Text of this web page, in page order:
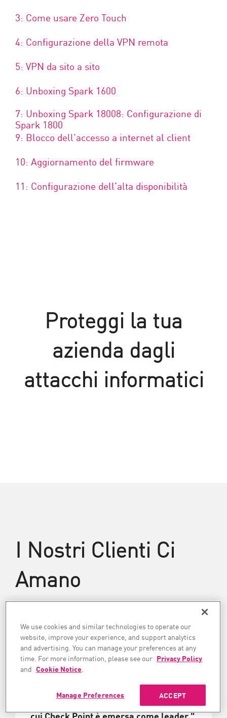
3: Come usare Zero Touch
4: Configurazione della VPN remota
5: VPN da sito a sito
6: Unboxing Spark 1600
7: Unboxing Spark 18008: Configurazione di
Spark 1800
9: Blocco dell'accesso a internet al client
10: Aggiornamento del firmware
11: Configurazione dell'alta disponibilità
Proteggi la tua
azienda dagli
attacchi informatici
I Nostri Clienti Ci
Amano
"La tecnologia è innanzitutto
fondamentale, ma si tratta anche delle
persone, e questo è un altro ambito in
We use cookies and similar technologies to operate our
website, improve your experience, and support analytics
and advertising. You can manage your preferences at any
time. For more information, please see our Privacy Policy
and Cookie Notice.
ACCEPT
Manage Preferences